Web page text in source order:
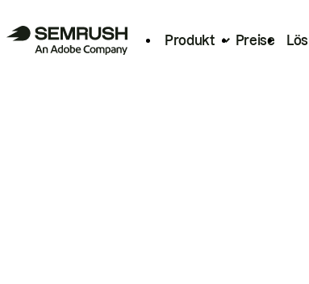
Produkt Preise